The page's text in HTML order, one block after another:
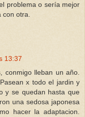
problema o sería mejor
con otra.
13:37
conmigo lleban un año.
x todo el jardin y
y se quedan hasta que
una sedosa japonesa
hacer la adaptacion.